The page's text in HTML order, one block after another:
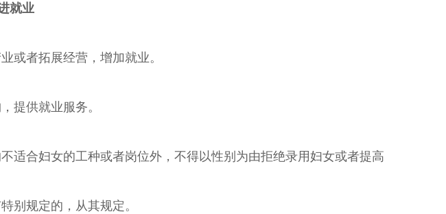
就业
或者拓展经营，增加就业。
提供就业服务。
合妇女的工种或者岗位外，不得以性别为由拒绝录用妇女或者提高
别规定的，从其规定。